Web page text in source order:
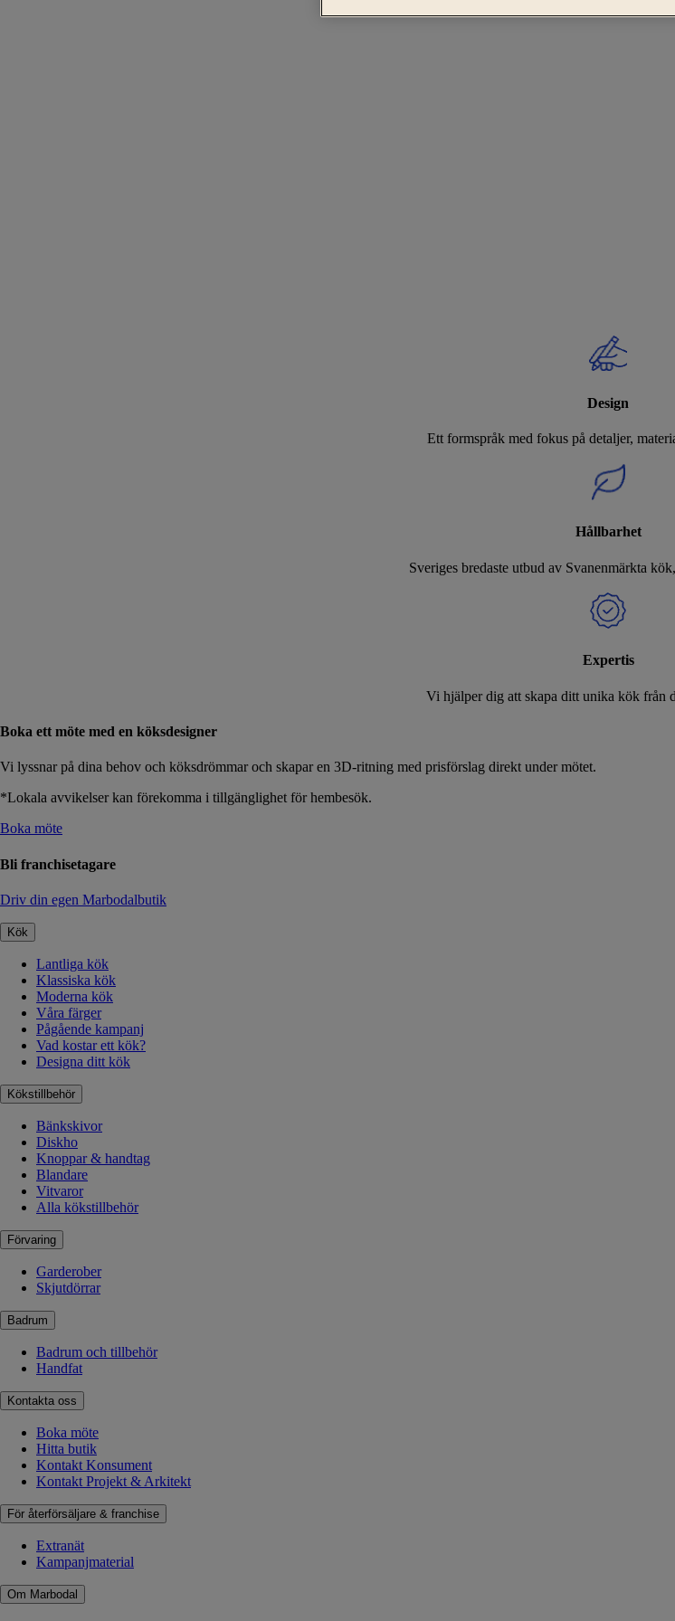
Design
Ett formspråk med fokus på detaljer,
Hållbarhet
Sveriges bredaste utbud av Svanenmärkta
Expertis
Vi hjälper dig att skapa ditt unika kök från
Boka ett möte med en köksdesigner
Vi lyssnar på dina behov och köksdrömmar och skapar en 3D-ritning med prisförslag direkt under mötet.
*Lokala avvikelser kan förekomma i tillgänglighet för hembesök.
Boka möte
Bli franchisetagare
Driv din egen Marbodalbutik
Kök
Lantliga kök
Klassiska kök
Moderna kök
Våra färger
Pågående kampanj
Vad kostar ett kök?
Designa ditt kök
Kökstillbehör
Bänkskivor
Diskho
Knoppar & handtag
Blandare
Vitvaror
Alla kökstillbehör
Förvaring
Garderober
Skjutdörrar
Badrum
Badrum och tillbehör
Handfat
Kontakta oss
Boka möte
Hitta butik
Kontakt Konsument
Kontakt Projekt & Arkitekt
För återförsäljare & franchise
Extranät
Kampanjmaterial
Om Marbodal